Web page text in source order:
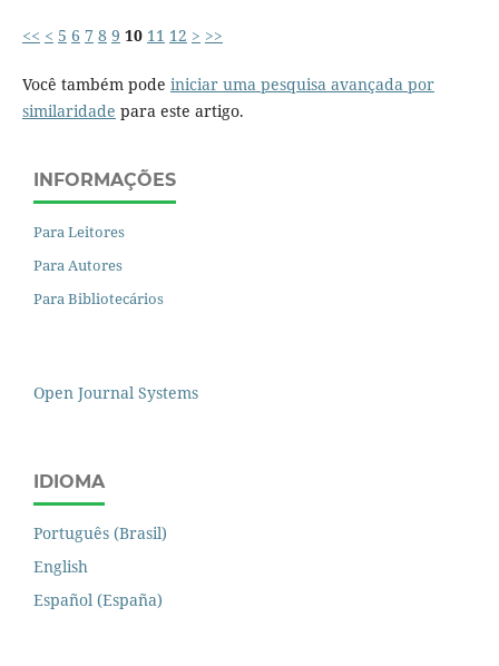
<< < 5 6 7 8 9 10 11 12 > >>
Você também pode iniciar uma pesquisa avançada por
similaridade para este artigo.
INFORMAÇÕES
Para Leitores
Para Autores
Para Bibliotecários
Open Journal Systems
IDIOMA
Português (Brasil)
English
Español (España)